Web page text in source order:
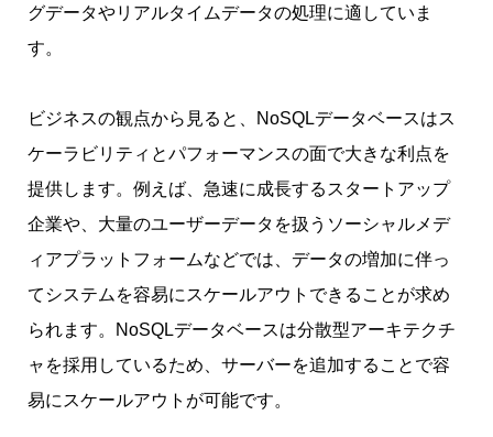
グデータやリアルタイムデータの処理に適していま
す。
ビジネスの観点から見ると、NoSQLデータベースはス
ケーラビリティとパフォーマンスの面で大きな利点を
提供します。例えば、急速に成長するスタートアップ
企業や、大量のユーザーデータを扱うソーシャルメデ
ィアプラットフォームなどでは、データの増加に伴っ
てシステムを容易にスケールアウトできることが求め
られます。NoSQLデータベースは分散型アーキテクチ
ャを採用しているため、サーバーを追加することで容
易にスケールアウトが可能です。